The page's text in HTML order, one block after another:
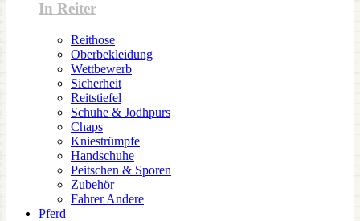
In Reiter
Reithose
Oberbekleidung
Wettbewerb
Sicherheit
Reitstiefel
Schuhe & Jodhpurs
Chaps
Kniestrümpfe
Handschuhe
Peitschen & Sporen
Zubehör
Fahrer Andere
Pferd